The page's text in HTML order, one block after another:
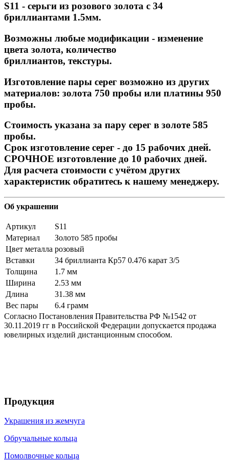
S11 - серьги из розового золота с 34
бриллиантами 1.5мм.
Возможны любые модификации - изменение
цвета золота, количество
бриллиантов, текстуры.
Изготовление пары серег возможно из других
материалов: золота 750 пробы или платины 950
пробы.
Стоимость указана за пару серег в золоте 585
пробы.
Срок изготовление серег - до 15 рабочих дней.
СРОЧНОЕ изготовление до 10 рабочих дней.
Для расчета стоимости с учётом других
характеристик обратитесь к нашему менеджеру.
Об украшении
Артикул
S11
Материал
Золото 585 пробы
Цвет металла розовый
Вставки
34 бриллианта Кр57 0.476 карат 3/5
Толщина
1.7 мм
Ширина
2.53 мм
Длина
31.38 мм
Вес пары
6.4 грамм
Согласно Постановления Правительства РФ №1542 от
30.11.2019 гг в Российской Федерации допускается продажа
ювелирных изделий дистанционным способом.
Продукция
Украшения из жемчуга
Обручальные кольца
Помолвочные кольца